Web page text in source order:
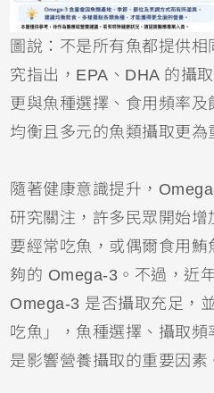
圖說：不是所有魚都提供
究指出，EPA、DHA 的攝
更與魚種選擇、食用頻率
均衡且多元的魚類攝取更為
隨著健康意識提升，
研究關注，許多民眾開始
要經常吃魚，或偶爾食用
夠的 Omega-3。不過，近
Omega-3 是否攝取充足，
吃魚」，魚種選擇、攝取
是影響營養攝取的重要因素